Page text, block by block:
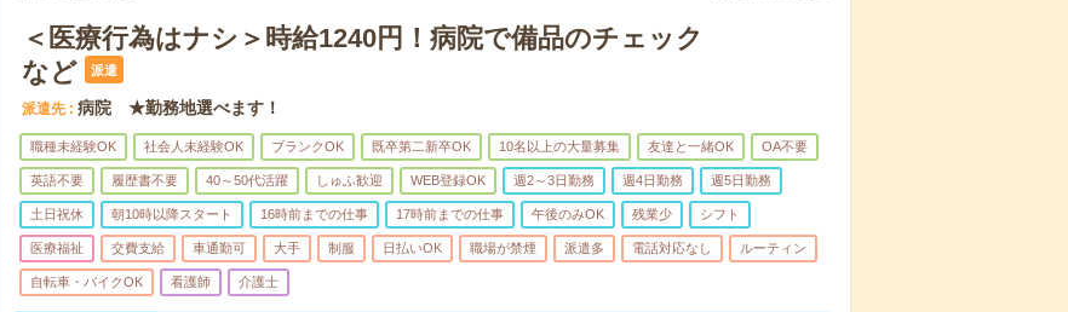
＜医療行為はナシ＞時給1240円！病院で備品のチェック
など
派遣
派遣先 病院 ★勤務地選べます！
職種未経験OK 社会人未経験OK ブランクOK 既卒第二新卒OK 10名以上の大量募集 友達と一緒OK OA不要
英語不要 履歴書不要 40～50代活躍 しゅふ歓迎 WEB登録OK 週2～3日勤務 週4日勤務 週5日勤務
土日祝休 朝10時以降スタート 16時前までの仕事 17時前までの仕事 午後のみOK 残業少 シフト
医療福祉 交費支給 車通勤可 大手 制服 日払いOK 職場が禁煙 派遣多 電話対応なし ルーティン
自転車・バイクOK 看護師 介護士